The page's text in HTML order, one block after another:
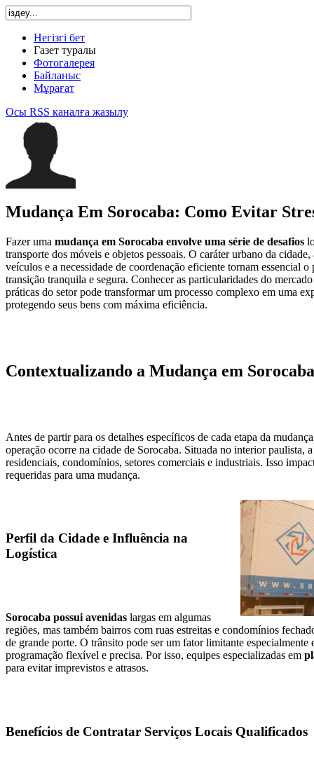
Негізгі бет
Газет туралы
Фотогалерея
Байланыс
Мұрағат
Осы RSS каналға жазылу
Mudança Em Sorocaba: Como Evitar
Fazer uma mudança em Sorocaba envolve uma série de desafios
transporte dos móveis e objetos pessoais. O caráter urbano da
veículos e a necessidade de coordenação eficiente tornam essencial
transição tranquila e segura. Conhecer as particularidades do
práticas do setor pode transformar um processo complexo em uma
protegendo seus bens com máxima eficiência.
Contextualizando a Mudança em
Antes de partir para os detalhes específicos de cada etapa da
operação ocorre na cidade de Sorocaba. Situada no interior paulista,
residenciais, condomínios, setores comerciais e industriais. Isso
requeridas para uma mudança.
Perfil da Cidade e Influência na
Logística
Sorocaba possui avenidas largas em algumas
regiões, mas também bairros com ruas estreitas e condomínios
de grande porte. O trânsito pode ser um fator limitante
programação flexível e precisa. Por isso, equipes especializadas em
para evitar imprevistos e atrasos.
Benefícios de Contratar Serviços Locais Qualificados